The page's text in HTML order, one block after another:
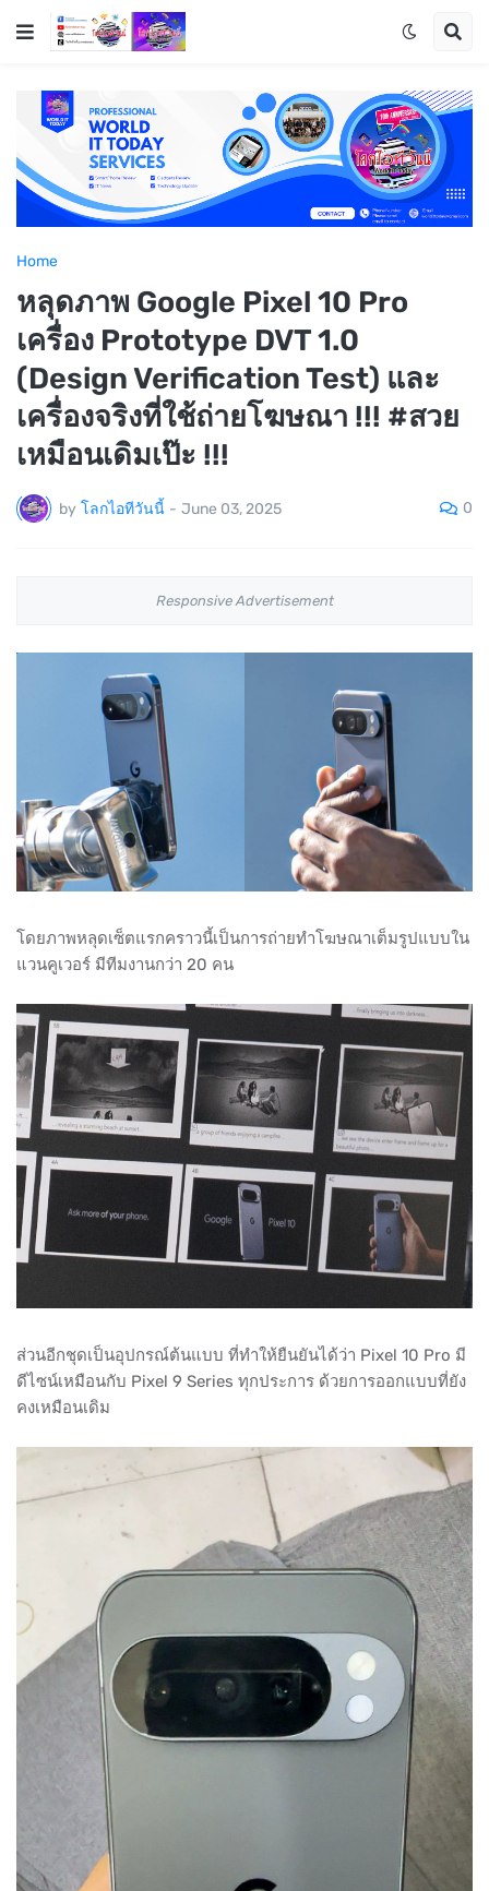
Home
หลุดภาพ Google Pixel 10 Pro
เครื่อง Prototype DVT 1.0
(Design Verification Test) และ
เครื่องจริงที่ใช้ถ่ายโฆษณา !!! #สวย
เหมือนเดิมเป๊ะ !!!
by โลกไอทีวันนี้ - June 03, 2025 0
Responsive Advertisement
โดยภาพหลุดเซ็ตแรกคราวนี้เป็นการถ่ายทำโฆษณาเต็มรูปแบบใน
แวนคูเวอร์ มีทีมงานกว่า 20 คน
ส่วนอีกชุดเป็นอุปกรณ์ต้นแบบ ที่ทำให้ยืนยันได้ว่า Pixel 10 Pro มี
ดีไซน์เหมือนกับ Pixel 9 Series ทุกประการ ด้วยการออกแบบที่ยัง
คงเหมือนเดิม